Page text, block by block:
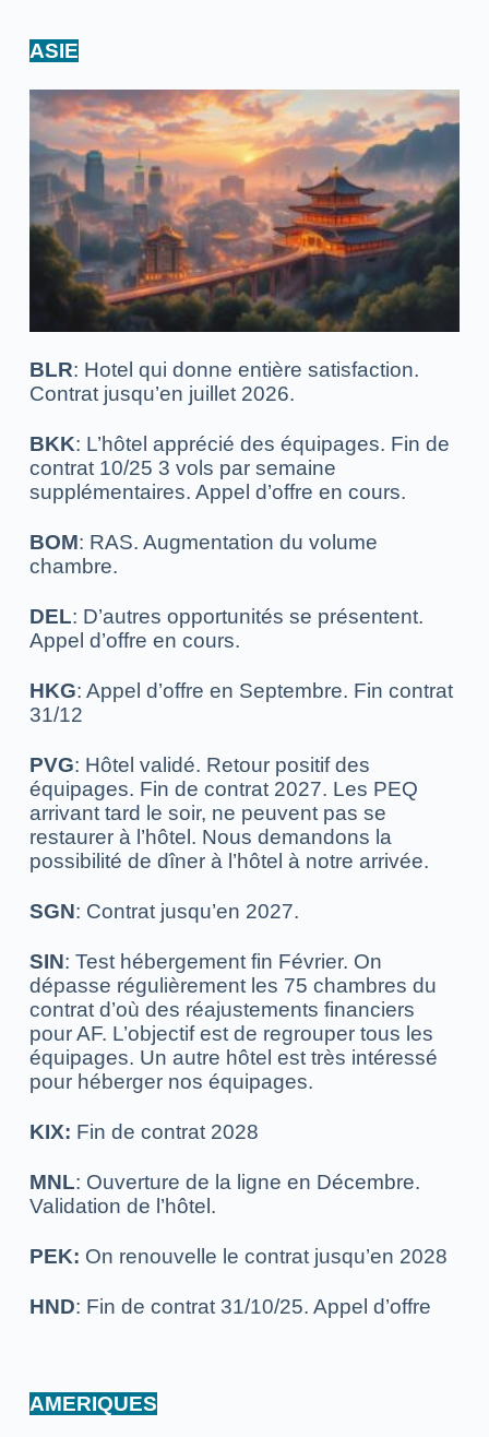
ASIE
BLR: Hotel qui donne entière satisfaction.
Contrat jusqu’en juillet 2026.
BKK: L’hôtel apprécié des équipages. Fin de
contrat 10/25 3 vols par semaine
supplémentaires. Appel d’offre en cours.
BOM: RAS. Augmentation du volume
chambre.
DEL: D’autres opportunités se présentent.
Appel d’offre en cours.
HKG: Appel d’offre en Septembre. Fin contrat
31/12
PVG: Hôtel validé. Retour positif des
équipages. Fin de contrat 2027. Les PEQ
arrivant tard le soir, ne peuvent pas se
restaurer à l’hôtel. Nous demandons la
possibilité de dîner à l’hôtel à notre arrivée.
SGN: Contrat jusqu’en 2027.
SIN: Test hébergement fin Février. On
dépasse régulièrement les 75 chambres du
contrat d’où des réajustements financiers
pour AF. L’objectif est de regrouper tous les
équipages. Un autre hôtel est très intéressé
pour héberger nos équipages.
KIX: Fin de contrat 2028
MNL: Ouverture de la ligne en Décembre.
Validation de l’hôtel.
PEK: On renouvelle le contrat jusqu’en 2028
HND: Fin de contrat 31/10/25. Appel d’offre
AMERIQUES